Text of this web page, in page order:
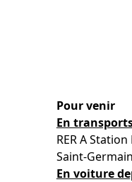
Pour venir
En
RER A
Saint-
En voiture